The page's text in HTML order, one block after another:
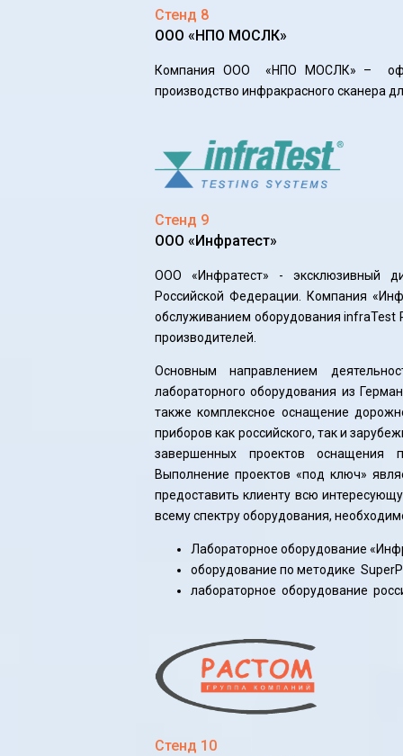
Стенд 8
ООО «НПО МОСЛК»
Компания ООО «НПО МОСЛК» –
производство инфракрасного сканера
Стенд 9
ООО «Инфратест»
ООО «Инфратест» - эксклюзивный
Российской Федерации. Компания
обслуживанием оборудования infraTest
производителей.
Основным направлением
лабораторного оборудования из
также комплексное оснащение
приборов как российского, так и
завершенных проектов оснащения
Выполнение проектов «под ключ»
предоставить клиенту всю
всему спектру оборудования,
Лабораторное оборудование
оборудование по методике
лабораторное оборудование
Стенд 10